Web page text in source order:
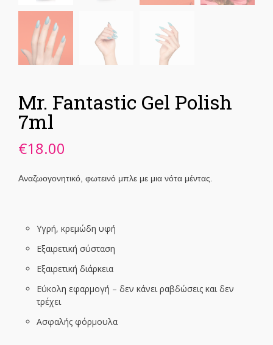
Mr. Fantastic Gel Polish
7ml
€18.00
Αναζωογονητικό, φωτεινό μπλε με μια νότα μέντας.
Υγρή, κρεμώδη υφή
Εξαιρετική σύσταση
Εξαιρετική διάρκεια
Εύκολη εφαρμογή – δεν κάνει ραβδώσεις και δεν
τρέχει
Ασφαλής φόρμουλα